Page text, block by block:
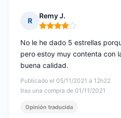
R
Remy J.
Nota: 4 de 5
Publicado el 05/11/2021 à 12h22
tras una compra de 01/11/2021
No le he dado 5 estrellas
pero estoy muy contenta con
buena calidad.
Opinión traducida